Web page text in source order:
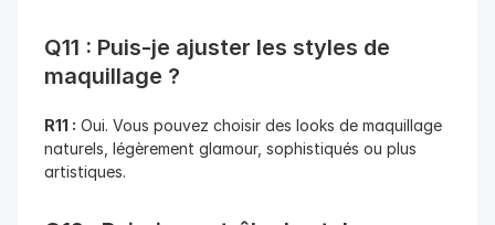
Q11 : Puis-je ajuster les styles de
maquillage ?
R11 : Oui. Vous pouvez choisir des looks de maquillage
naturels, légèrement glamour, sophistiqués ou plus
artistiques.